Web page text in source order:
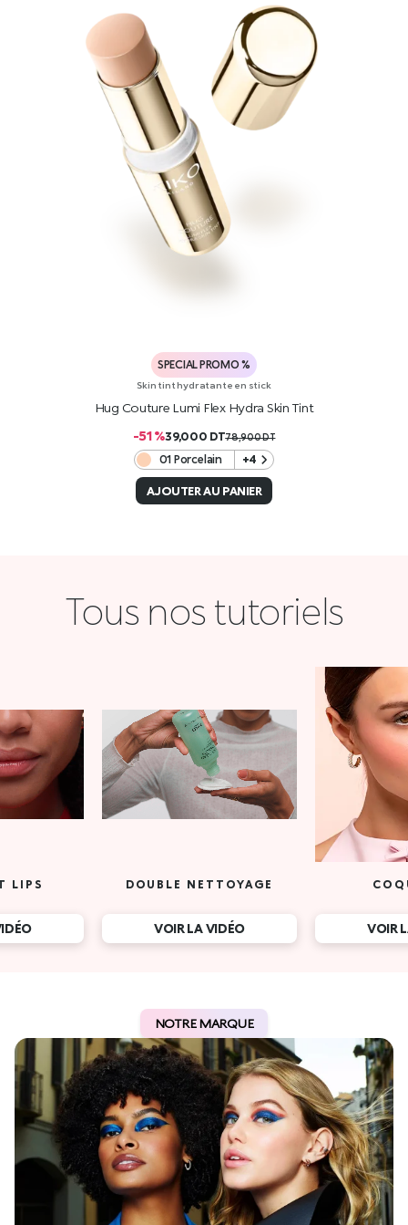
SPECIAL PROMO %
Skin tint hydratante en stick
Hug Couture Lumi Flex Hydra Skin Tint
-51 %39,000 DT78,900DT
01 Porcelain +4
AJOUTER AU PANIER
Tous nos tutoriels
LIPS DOUBLE NETTOYAGE
VOIR LA VIDÉO VOIR
NOTRE MARQUE